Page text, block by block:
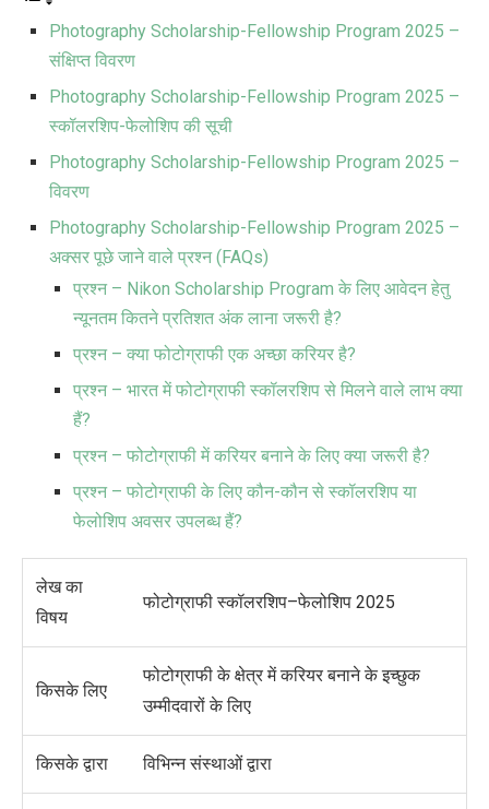
Photography Scholarship-Fellowship Program 2025 –
संक्षिप्त विवरण
Photography Scholarship-Fellowship Program 2025 –
स्कॉलरशिप-फेलोशिप की सूची
Photography Scholarship-Fellowship Program 2025 –
विवरण
Photography Scholarship-Fellowship Program 2025 –
अक्सर पूछे जाने वाले प्रश्न (FAQs)
प्रश्न – Nikon Scholarship Program के लिए आवेदन हेतु
न्यूनतम कितने प्रतिशत अंक लाना जरूरी है?
प्रश्न – क्या फोटोग्राफी एक अच्छा करियर है?
प्रश्न – भारत में फोटोग्राफी स्कॉलरशिप से मिलने वाले लाभ क्या
हैं?
प्रश्न – फोटोग्राफी में करियर बनाने के लिए क्या जरूरी है?
प्रश्न – फोटोग्राफी के लिए कौन-कौन से स्कॉलरशिप या
फेलोशिप अवसर उपलब्ध हैं?
लेख का
विषय
फोटोग्राफी स्कॉलरशिप–फेलोशिप 2025
किसके लिए
फोटोग्राफी के क्षेत्र में करियर बनाने के इच्छुक
उम्मीदवारों के लिए
किसके द्वारा विभिन्न संस्थाओं द्वारा